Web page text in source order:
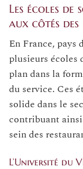
Les écoles de
aux côtés
En France,
plusieurs écoles
plan dans la
du service. Ces
solide dans le
contribuant
sein des
L’Université du